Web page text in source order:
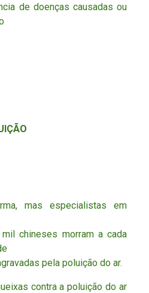
de doenças causadas ou
mas especialistas em
chineses morram a cada
pela poluição do ar.
contra a poluição do ar